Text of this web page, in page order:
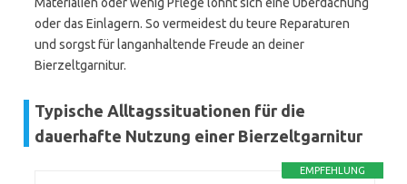
oder das Einlagern. So vermeidest du teure Reparaturen
und sorgst für langanhaltende Freude an deiner
Bierzeltgarnitur.
Typische Alltagssituationen für die
dauerhafte Nutzung einer Bierzeltgarnitur
EMPFEHLUNG